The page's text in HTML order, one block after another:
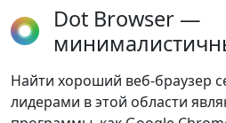
Dot Browser —
Найти хороший веб-браузер
лидерами в этой области